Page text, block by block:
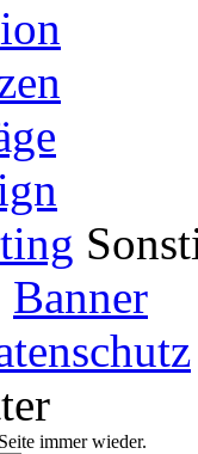
Banner
immer wieder.